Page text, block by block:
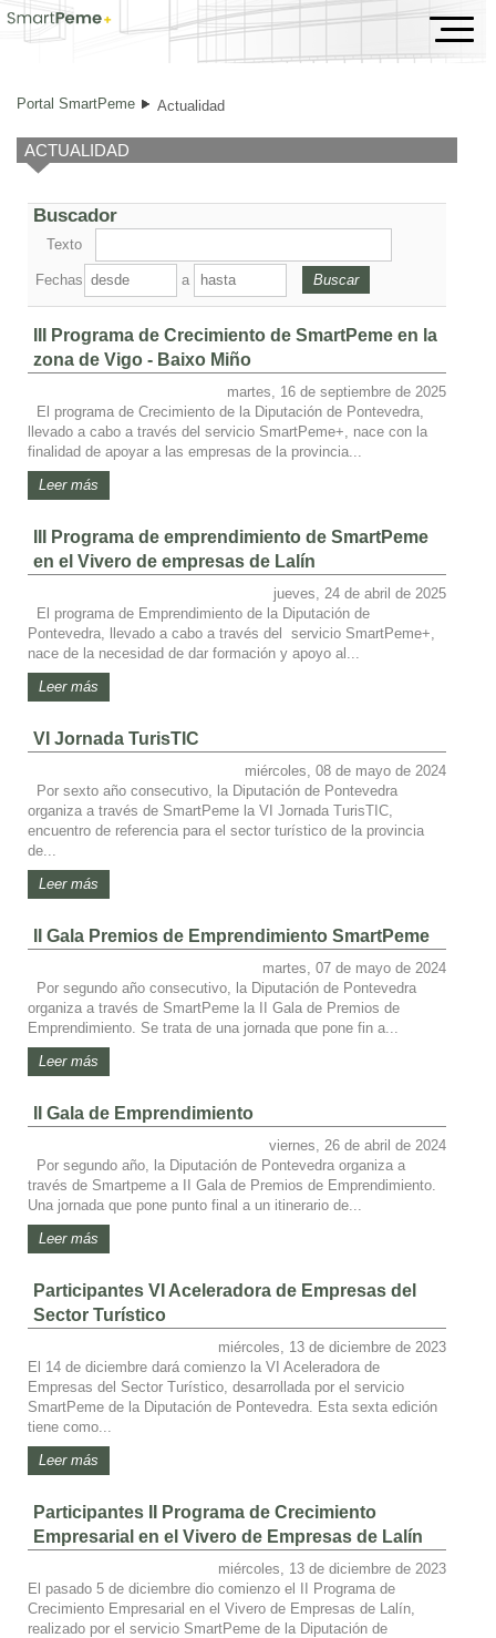
Actualidad
Portal SmartPeme Actualidad
ACTUALIDAD
Buscador
Texto
Fechas a
III Programa de Crecimiento de SmartPeme en la
zona de Vigo - Baixo Miño
martes, 16 de septiembre de 2025
El programa de Crecimiento de la Diputación de Pontevedra,
llevado a cabo a través del servicio SmartPeme+, nace con la
finalidad de apoyar a las empresas de la provincia...
Leer más
III Programa de emprendimiento de SmartPeme
en el Vivero de empresas de Lalín
jueves, 24 de abril de 2025
El programa de Emprendimiento de la Diputación de
Pontevedra, llevado a cabo a través del servicio SmartPeme+,
nace de la necesidad de dar formación y apoyo al...
Leer más
VI Jornada TurisTIC
miércoles, 08 de mayo de 2024
Por sexto año consecutivo, la Diputación de Pontevedra
organiza a través de SmartPeme la VI Jornada TurisTIC,
encuentro de referencia para el sector turístico de la provincia
de...
Leer más
II Gala Premios de Emprendimiento SmartPeme
martes, 07 de mayo de 2024
Por segundo año consecutivo, la Diputación de Pontevedra
organiza a través de SmartPeme la II Gala de Premios de
Emprendimiento. Se trata de una jornada que pone fin a...
Leer más
II Gala de Emprendimiento
viernes, 26 de abril de 2024
Por segundo año, la Diputación de Pontevedra organiza a
través de Smartpeme a II Gala de Premios de Emprendimiento.
Una jornada que pone punto final a un itinerario de...
Leer más
Participantes VI Aceleradora de Empresas del
Sector Turístico
miércoles, 13 de diciembre de 2023
El 14 de diciembre dará comienzo la VI Aceleradora de
Empresas del Sector Turístico, desarrollada por el servicio
SmartPeme de la Diputación de Pontevedra. Esta sexta edición
tiene como...
Leer más
Participantes II Programa de Crecimiento
Empresarial en el Vivero de Empresas de Lalín
miércoles, 13 de diciembre de 2023
El pasado 5 de diciembre dio comienzo el II Programa de
Crecimiento Empresarial en el Vivero de Empresas de Lalín,
realizado por el servicio SmartPeme de la Diputación de